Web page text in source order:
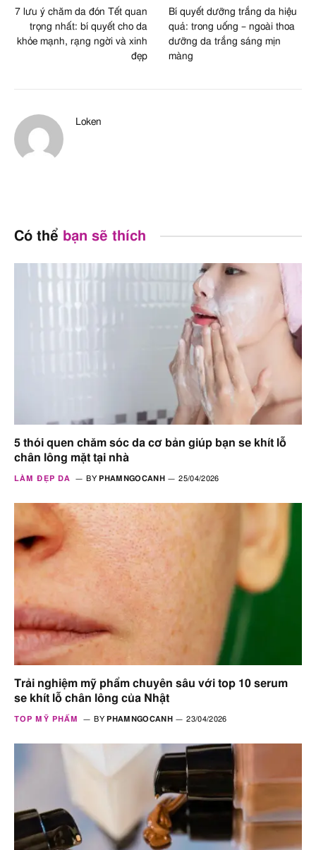
7 lưu ý chăm da đón Tết quan
trọng nhất: bí quyết cho da
khỏe mạnh, rạng ngời và xinh
đẹp
Bí quyết dưỡng trắng da hiệu
quả: trong uống – ngoài thoa
dưỡng da trắng sáng mịn
màng
Loken
Có thể bạn sẽ thích
5 thói quen chăm sóc da cơ bản giúp bạn se khít lỗ
chân lông mặt tại nhà
LÀM ĐẸP DA BY PHAMNGOCANH 25/04/2026
Trải nghiệm mỹ phẩm chuyên sâu với top 10 serum
se khít lỗ chân lông của Nhật
TOP MỸ PHẨM BY PHAMNGOCANH 23/04/2026